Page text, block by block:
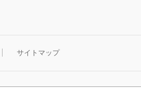
サイトマップ